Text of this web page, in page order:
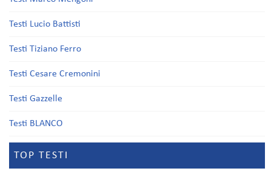
Testi Lucio Battisti
Testi Tiziano Ferro
Testi Cesare Cremonini
Testi Gazzelle
Testi BLANCO
TOP TESTI